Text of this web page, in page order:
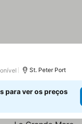
St. Peter Port
para ver os preços